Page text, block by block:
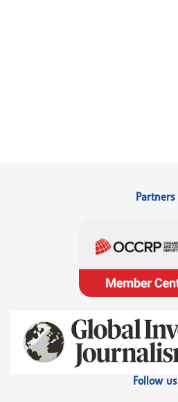
Partners
Follow us